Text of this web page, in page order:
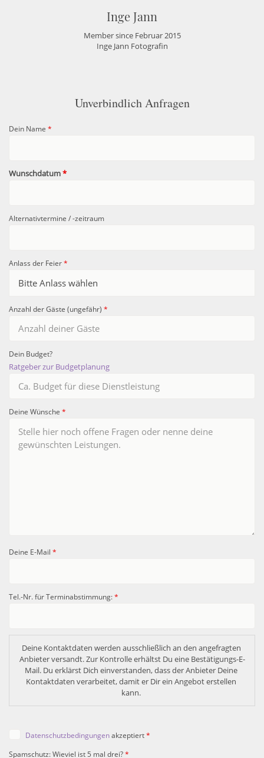
Inge Jann
Member since Februar 2015
Inge Jann Fotografin
Unverbindlich Anfragen
Dein Name *
Wunschdatum*
Alternativtermine / -zeitraum
Anlass der Feier*
Anzahl der Gäste (ungefähr) *
Dein Budget?
Ratgeber zur Budgetplanung
Deine Wünsche *
Deine E-Mail *
Tel.-Nr. für Terminabstimmung:*
Deine Kontaktdaten werden ausschließlich an den angefragten
Anbieter versandt. Zur Kontrolle erhältst Du eine Bestätigungs-E-
Mail. Du erklärst Dich einverstanden, dass der Anbieter Deine
Kontaktdaten verarbeitet, damit er Dir ein Angebot erstellen
kann.
Datenschutzbedingungenakzeptiert*
Spamschutz: Wieviel ist 5 mal drei?*